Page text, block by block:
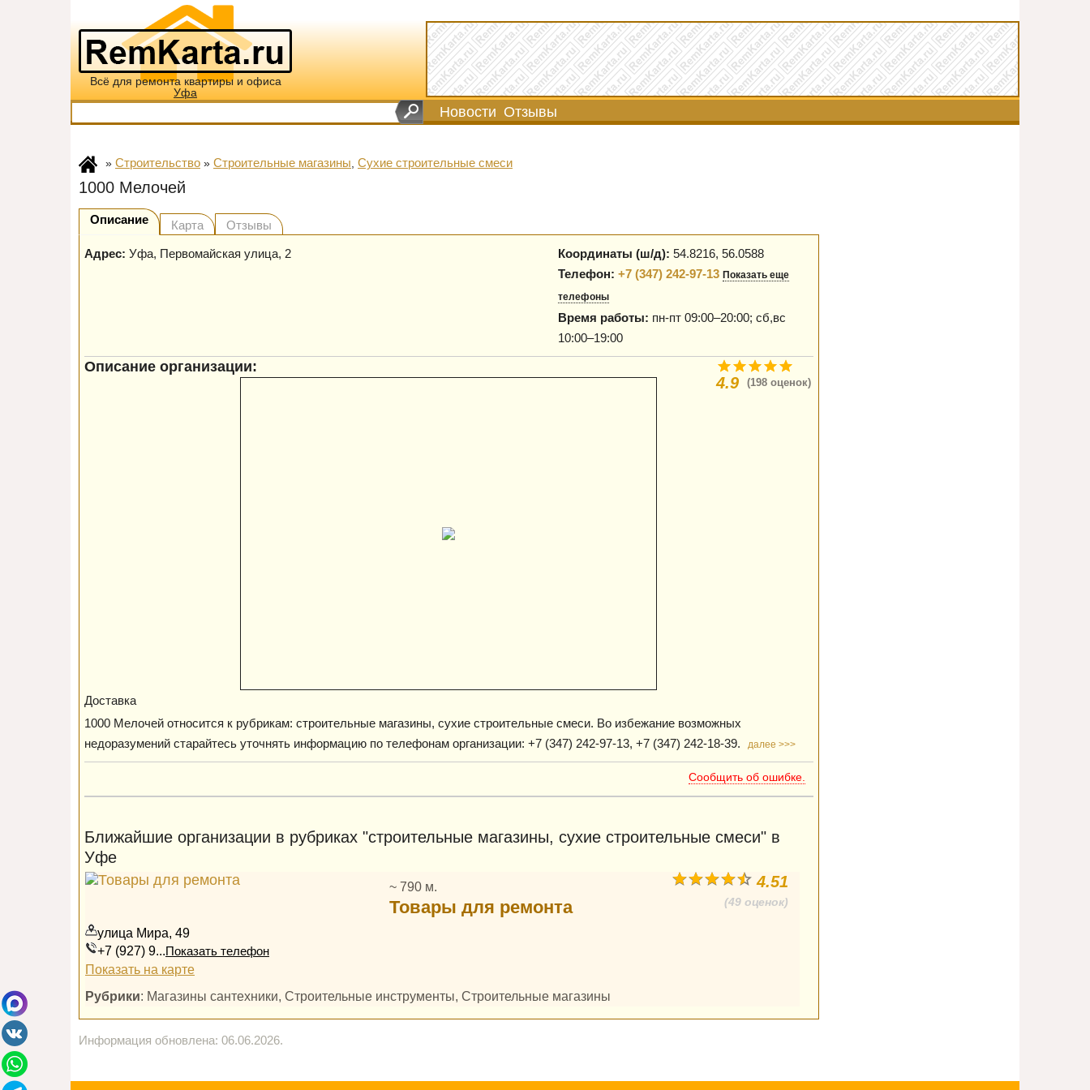
Всё для ремонта квартиры и офиса
Уфа
Новости Отзывы
» Строительство » Строительные магазины, Сухие строительные смеси
1000 Мелочей
Описание Карта Отзывы
Адрес: Уфа, Первомайская улица, 2 Координаты (ш/д): 54.8216, 56.0588
Телефон: +7 (347) 242-97-13 Показать еще
телефоны
Время работы: пн-пт 09:00–20:00; сб,вс
10:00–19:00
(198 оценок)
4.9
Описание организации:
Доставка
1000 Мелочей относится к рубрикам: строительные магазины, сухие строительные смеси. Во избежание возможных
недоразумений старайтесь уточнять информацию по телефонам организации: +7 (347) 242-97-13, +7 (347) 242-18-39.
далее >>>
Сообщить об ошибке.
Ближайшие организации в рубриках "строительные магазины, сухие строительные смеси" в
Уфе
4.51
(49 оценок)
~ 790 м.
Товары для ремонта
улица Мира, 49
+7 (927) 9...Показать телефон
Показать на карте
Рубрики: Магазины сантехники, Строительные инструменты, Строительные магазины
Информация обновлена: 06.06.2026.